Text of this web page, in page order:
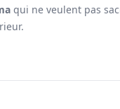
qui ne veulent pas